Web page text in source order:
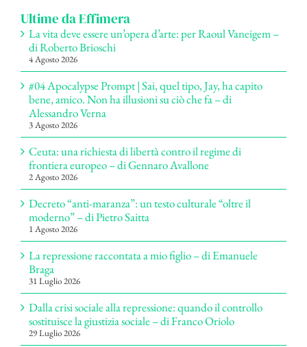
Ultime da Effimera
La vita deve essere un’opera d’arte: per Raoul Vaneigem –
di Roberto Brioschi
4 Agosto 2026
#04 Apocalypse Prompt | Sai, quel tipo, Jay, ha capito
bene, amico. Non ha illusioni su ciò che fa – di
Alessandro Verna
3 Agosto 2026
Ceuta: una richiesta di libertà contro il regime di
frontiera europeo – di Gennaro Avallone
2 Agosto 2026
Decreto “anti-maranza”: un testo culturale “oltre il
moderno” – di Pietro Saitta
1 Agosto 2026
La repressione raccontata a mio figlio – di Emanuele
Braga
31 Luglio 2026
Dalla crisi sociale alla repressione: quando il controllo
sostituisce la giustizia sociale – di Franco Oriolo
29 Luglio 2026